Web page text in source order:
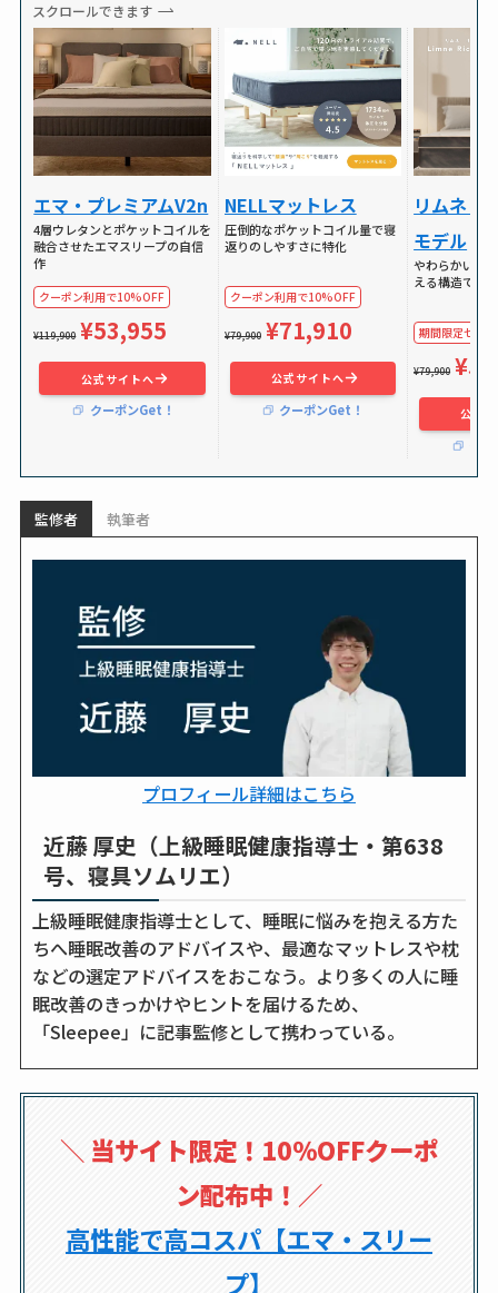
スクロールできます
エマ・プレミアムV2n
4層ウレタンとポケットコイルを
融合させたエマスリープの自信
作
クーポン利用で10%OFF
¥119,900 ¥53,955
公式サイトへ
クーポンGet！
NELLマットレス
圧倒的なポケットコイル量で寝
返りのしやすさに特化
クーポン利用で10%OFF
¥79,900 ¥71,910
公式サイトへ
クーポンGet！
リムネリ
モデル
やわらかい独
える構造で体
期間限定セー
¥79,900
公式
監修者 執筆者
プロフィール詳細はこちら
近藤 厚史（上級睡眠健康指導士・第638
号、寝具ソムリエ）
上級睡眠健康指導士として、睡眠に悩みを抱える方た
ちへ睡眠改善のアドバイスや、最適なマットレスや枕
などの選定アドバイスをおこなう。より多くの人に睡
眠改善のきっかけやヒントを届けるため、
「Sleepee」に記事監修として携わっている。
＼ 当サイト限定！10％OFFクーポ
ン配布中！ ／
高性能で高コスパ【エマ・スリー
プ】